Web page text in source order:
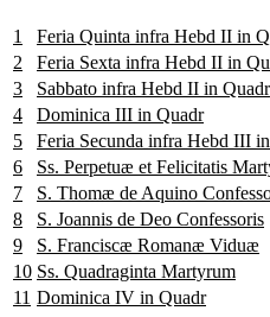
1
Feria Quinta infra Hebd II in
2
Feria Sexta infra Hebd II in
3
Sabbato infra Hebd II in Quadr
4
Dominica III in Quadr
5
Feria Secunda infra Hebd III
6
Ss. Perpetuæ et Felicitatis
7
S. Thomæ de Aquino
8
S. Joannis de Deo Confessoris
9
S. Franciscæ Romanæ Viduæ
10 Ss. Quadraginta Martyrum
11 Dominica IV in Quadr